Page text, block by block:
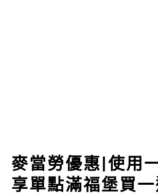
麥當勞優惠|使用
享單點滿福堡買